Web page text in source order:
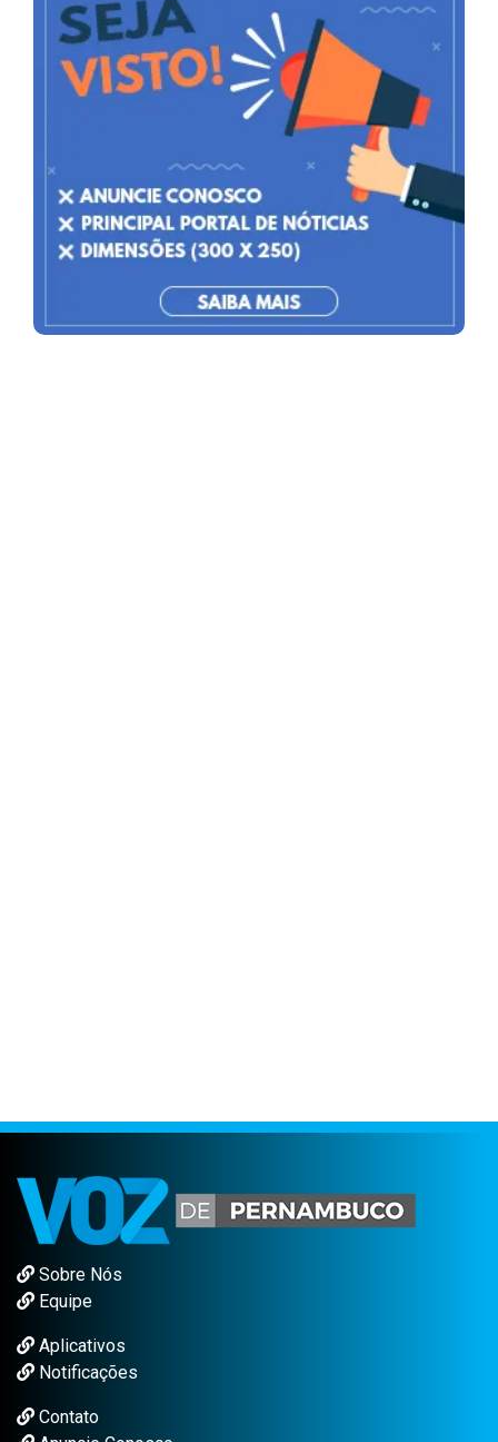
Sobre Nós
Equipe
Aplicativos
Notificações
Contato